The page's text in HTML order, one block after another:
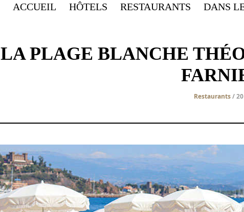
ACCUEIL HÔTELS RESTAURANTS DANS
LA PLAGE BLANCHE
Restaurants/